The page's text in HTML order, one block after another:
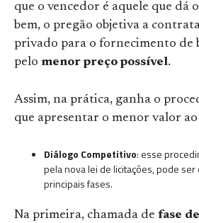
que o vencedor é aquele que dá
bem, o pregão objetiva a
privado para o fornecimento de
pelo menor preço possível.
Assim, na prática, ganha o
que apresentar o menor valor
Diálogo Competitivo: esse
pela nova lei de licitações, pode
principais fases.
Na primeira, chamada de fase